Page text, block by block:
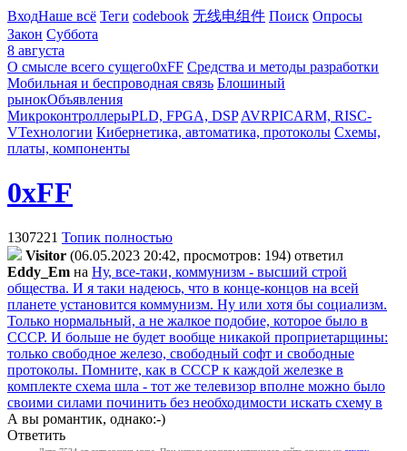
ВходНаше всё Теги codebook 无线电组件 Поиск Опросы
Закон Суббота
8 августа
О смысле всего сущего0xFF Средства и методы разработки
Мобильная и беспроводная связь Блошиный
рынокОбъявления
МикроконтроллерыPLD, FPGA, DSP AVRPICARM, RISC-
VТехнологии Кибернетика, автоматика, протоколы Схемы,
платы, компоненты
0xFF
1307221 Топик полностью
Visitor (06.05.2023 20:42, просмотров: 194) ответил
Eddy_Em на Ну, все-таки, коммунизм - высший строй
общества. И я таки надеюсь, что в конце-концов на всей
планете установится коммунизм. Ну или хотя бы социализм.
Только нормальный, а не жалкое подобие, которое было в
СССР. И больше не будет вообще никакой проприетарщины:
только свободное железо, свободный софт и свободные
протоколы. Помните, как в СССР к каждой железке в
комплекте схема шла - тот же телевизор вполне можно было
своими силами починить без необходимости искать схему в
А вы романтик, однако:-)
Ответить